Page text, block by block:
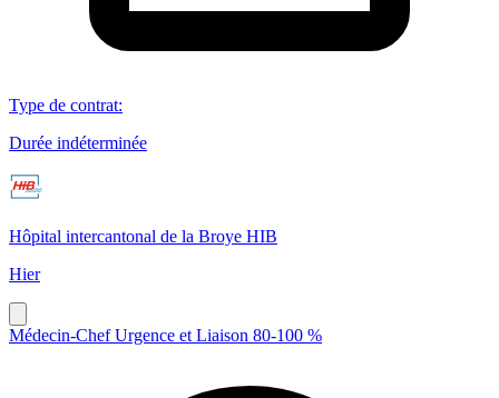
Type de contrat:
Durée indéterminée
Hôpital intercantonal de la Broye HIB
Hier
Médecin-Chef Urgence et Liaison 80-100 %